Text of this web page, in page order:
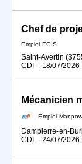
Chef de
Emploi EGIS
Saint-Avertin
CDI - 18/07/2026
Mécanicien
Emploi
Dampierre-en-
CDI - 24/07/2026